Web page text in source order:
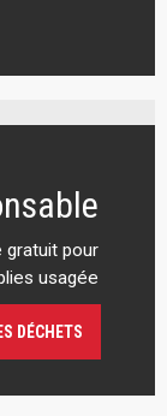
gratuit pour
usagée
DÉCHETS